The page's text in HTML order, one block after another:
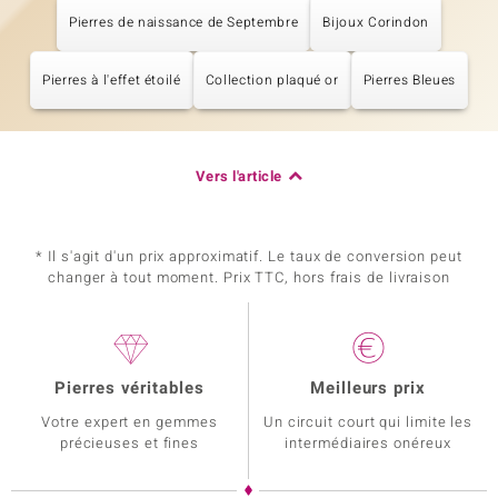
Pierres de naissance de Septembre Bijoux Corindon
Pierres à l'effet étoilé Collection plaqué or Pierres Bleues
Vers l'article
* Il s'agit d'un prix approximatif. Le taux de conversion peut
changer à tout moment. Prix TTC, hors frais de livraison
Pierres véritables
Votre expert en gemmes
précieuses et fines
Meilleurs prix
Un circuit court qui limite les
intermédiaires onéreux